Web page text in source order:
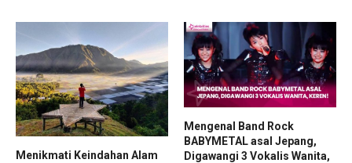
Menikmati Keindahan Alam
Mengenal Band Rock
BABYMETAL asal Jepang,
Digawangi 3 Vokalis Wanita,